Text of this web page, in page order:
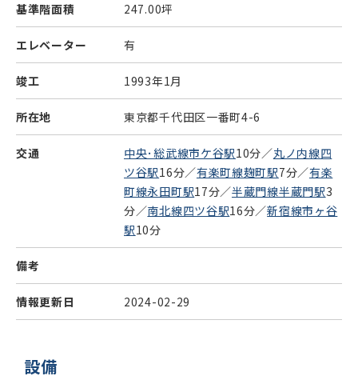
基準階面積 247.00坪
エレベーター 有
竣工 1993年1月
所在地 東京都千代田区一番町4-6
交通 中央･総武線市ケ谷駅10分／丸ノ内線四
ツ谷駅16分／有楽町線麹町駅7分／有楽
町線永田町駅17分／半蔵門線半蔵門駅3
分／南北線四ツ谷駅16分／新宿線市ヶ谷
駅10分
備考
情報更新日 2024-02-29
設備